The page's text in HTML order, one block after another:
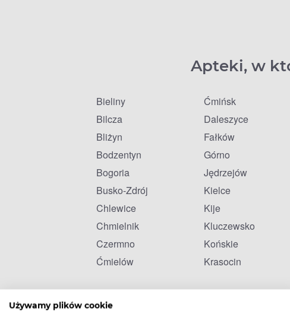
Używamy plików cookie
Apteki, w
Bieliny
Bilcza
Bliżyn
Bodzentyn
Bogoria
Busko-Zdrój
Chlewice
Chmielnik
Czermno
Ćmielów
Ćmińsk
Daleszyce
Fałków
Górno
Jędrzejów
Kielce
Kije
Kluczewsko
Końskie
Krasocin